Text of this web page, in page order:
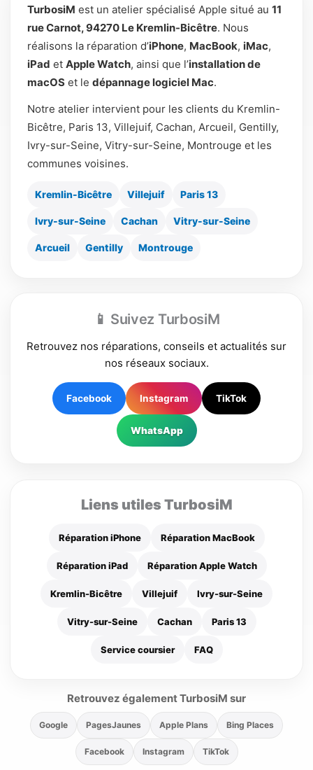
TurbosiM est un atelier spécialisé Apple situé au 11
rue Carnot, 94270 Le Kremlin-Bicêtre. Nous
réalisons la réparation d’iPhone, MacBook, iMac,
iPad et Apple Watch, ainsi que l’installation de
macOS et le dépannage logiciel Mac.
Notre atelier intervient pour les clients du Kremlin-
Bicêtre, Paris 13, Villejuif, Cachan, Arcueil, Gentilly,
Ivry-sur-Seine, Vitry-sur-Seine, Montrouge et les
communes voisines.
Kremlin-Bicêtre Villejuif Paris 13
Ivry-sur-Seine Cachan Vitry-sur-Seine
Arcueil Gentilly Montrouge
📱 Suivez TurbosiM
Retrouvez nos réparations, conseils et actualités sur
nos réseaux sociaux.
Facebook Instagram TikTok
WhatsApp
Liens utiles TurbosiM
Réparation iPhone Réparation MacBook
Réparation iPad Réparation Apple Watch
Kremlin-Bicêtre Villejuif Ivry-sur-Seine
Vitry-sur-Seine Cachan Paris 13
Service coursier FAQ
Retrouvez également TurbosiM sur
Google PagesJaunes Apple Plans Bing Places
Facebook Instagram TikTok